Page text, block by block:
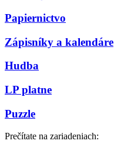
Papiernictvo
Zápisníky a kalendáre
Hudba
LP platne
Puzzle
Prečítate na zariadeniach: